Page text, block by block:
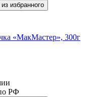
«МакМастер», 300г
РФ